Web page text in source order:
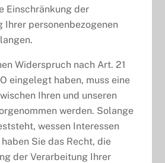
Einschränkung der
Ihrer personenbezogenen
Widerspruch nach Art. 21
eingelegt haben, muss eine
Ihren und unseren
werden. Solange
wessen Interessen
Sie das Recht, die
der Verarbeitung Ihrer